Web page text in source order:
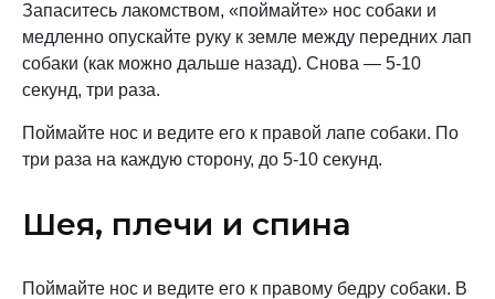
Запаситесь лакомством, «поймайте» нос собаки и
медленно опускайте руку к земле между передних лап
собаки (как можно дальше назад). Снова — 5-10
секунд, три раза.
Поймайте нос и ведите его к правой лапе собаки. По
три раза на каждую сторону, до 5-10 секунд.
Шея, плечи и спина
Поймайте нос и ведите его к правому бедру собаки. В